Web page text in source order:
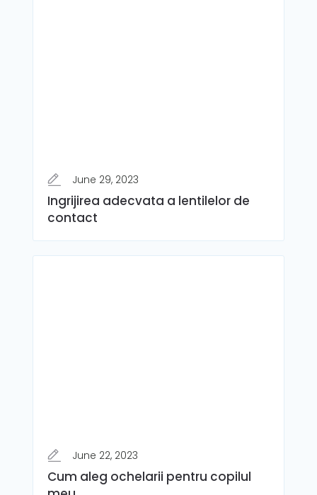
June 29, 2023
Ingrijirea adecvata a lentilelor de
contact
June 22, 2023
Cum aleg ochelarii pentru copilul